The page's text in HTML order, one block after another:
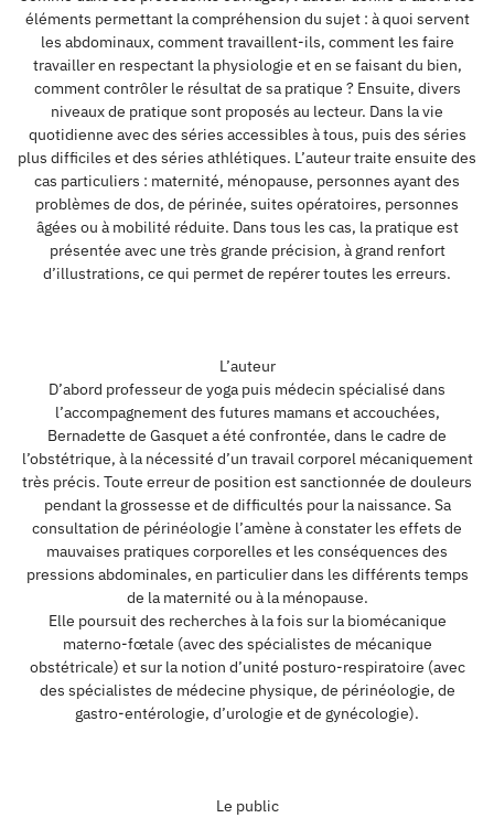
éléments permettant la compréhension du sujet : à quoi servent
les abdominaux, comment travaillent-ils, comment les faire
travailler en respectant la physiologie et en se faisant du bien,
comment contrôler le résultat de sa pratique ? Ensuite, divers
niveaux de pratique sont proposés au lecteur. Dans la vie
quotidienne avec des séries accessibles à tous, puis des séries
plus difficiles et des séries athlétiques. L’auteur traite ensuite des
cas particuliers : maternité, ménopause, personnes ayant des
problèmes de dos, de périnée, suites opératoires, personnes
âgées ou à mobilité réduite. Dans tous les cas, la pratique est
présentée avec une très grande précision, à grand renfort
d’illustrations, ce qui permet de repérer toutes les erreurs.
L’auteur
D’abord professeur de yoga puis médecin spécialisé dans
l’accompagnement des futures mamans et accouchées,
Bernadette de Gasquet a été confrontée, dans le cadre de
l’obstétrique, à la nécessité d’un travail corporel mécaniquement
très précis. Toute erreur de position est sanctionnée de douleurs
pendant la grossesse et de difficultés pour la naissance. Sa
consultation de périnéologie l’amène à constater les effets de
mauvaises pratiques corporelles et les conséquences des
pressions abdominales, en particulier dans les différents temps
de la maternité ou à la ménopause.
Elle poursuit des recherches à la fois sur la biomécanique
materno-fœtale (avec des spécialistes de mécanique
obstétricale) et sur la notion d’unité posturo-respiratoire (avec
des spécialistes de médecine physique, de périnéologie, de
gastro-entérologie, d’urologie et de gynécologie).
Le public